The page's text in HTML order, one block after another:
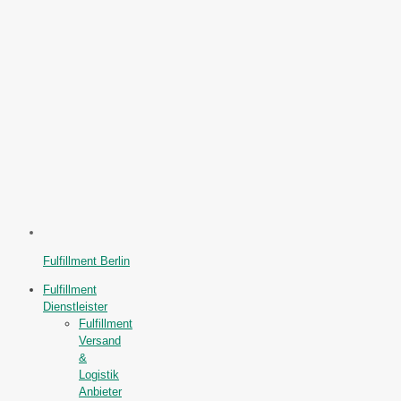
Fulfillment Berlin
Fulfillment
Dienstleister
Fulfillment
Versand
&
Logistik
Anbieter